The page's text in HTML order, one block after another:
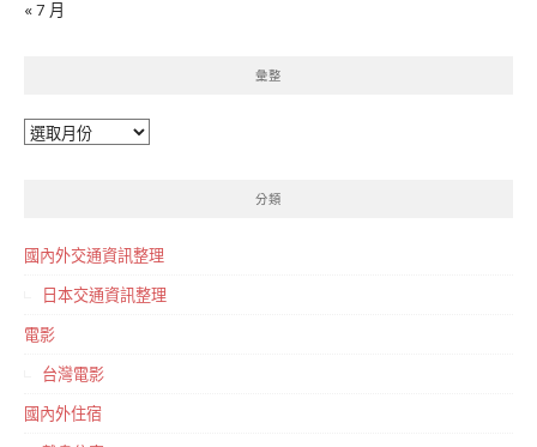
« 7 月
彙整
彙
分類
國內外交通資訊整理
日本交通資訊整理
電影
台灣電影
國內外住宿